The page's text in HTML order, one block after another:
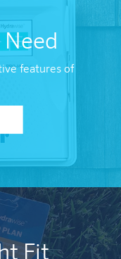
Need
features of
Fit